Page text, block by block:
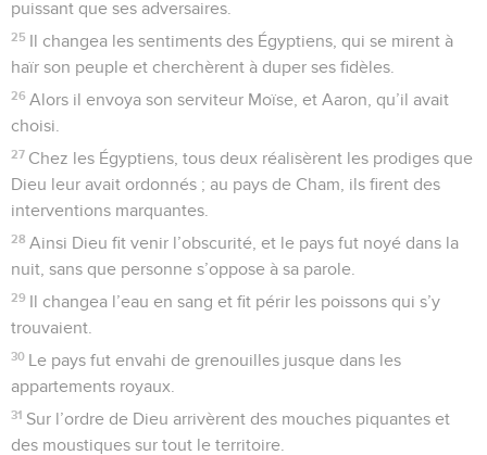
puissant que ses adversaires.
25 Il changea les sentiments des Égyptiens, qui se mirent à
haïr son peuple et cherchèrent à duper ses fidèles.
26 Alors il envoya son serviteur Moïse, et Aaron, qu’il avait
choisi.
27 Chez les Égyptiens, tous deux réalisèrent les prodiges que
Dieu leur avait ordonnés ; au pays de Cham, ils firent des
interventions marquantes.
28 Ainsi Dieu fit venir l’obscurité, et le pays fut noyé dans la
nuit, sans que personne s’oppose à sa parole.
29 Il changea l’eau en sang et fit périr les poissons qui s’y
trouvaient.
30 Le pays fut envahi de grenouilles jusque dans les
appartements royaux.
31 Sur l’ordre de Dieu arrivèrent des mouches piquantes et
des moustiques sur tout le territoire.